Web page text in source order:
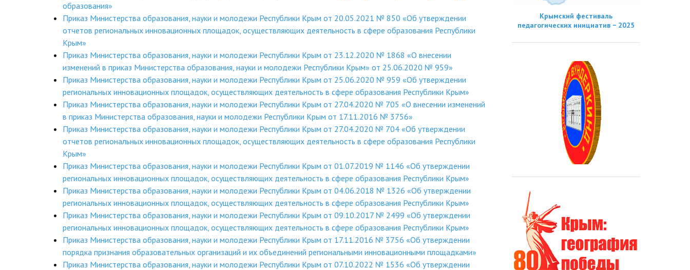
образования»
Приказ Министерства образования, науки и молодежи Республики Крым от 20.05.2021 № 850 «Об утверждении
отчетов региональных инновационных площадок, осуществляющих деятельность в сфере образования Республики
Крым»
Приказ Министерства образования, науки и молодежи Республики Крым от 23.12.2020 № 1868 «О внесении
изменений в приказ Министерства образования, науки и молодежи Республики Крым» от 25.06.2020 № 959»
Приказ Министерства образования, науки и молодежи Республики Крым от 25.06.2020 № 959 «Об утверждении
региональных инновационных площадок, осуществляющих деятельность в сфере образования Республики Крым»
Приказ Министерства образования, науки и молодежи Республики Крым от 27.04.2020 № 705 «О внесении изменений
в приказ Министерства образования, науки и молодежи Республики Крым от 17.11.2016 № 3756»
Приказ Министерства образования, науки и молодежи Республики Крым от 27.04.2020 № 704 «Об утверждении
отчетов региональных инновационных площадок, осуществляющих деятельность в сфере образования Республики
Крым»
Приказ Министерства образования, науки и молодежи Республики Крым от 01.07.2019 № 1146 «Об утверждении
региональных инновационных площадок, осуществляющих деятельность в сфере образования Республики Крым»
Приказ Министерства образования, науки и молодежи Республики Крым от 04.06.2018 № 1326 «Об утверждении
региональных инновационных площадок, осуществляющих деятельность в сфере образования Республики Крым»
Приказ Министерства образования, науки и молодежи Республики Крым от 09.10.2017 № 2499 «Об утверждении
региональных инновационных площадок, осуществляющих деятельность в сфере образования Республики Крым»
Приказ Министерства образования, науки и молодежи Республики Крым от 17.11.2016 № 3756 «Об утверждении
порядка признания образовательных организаций и их объединений региональными инновационными площадками»
Приказ Министерства образования, науки и молодежи Республики Крым от 07.10.2022 № 1536 «Об утверждении
Крымский фестиваль
педагогических инициатив − 2025